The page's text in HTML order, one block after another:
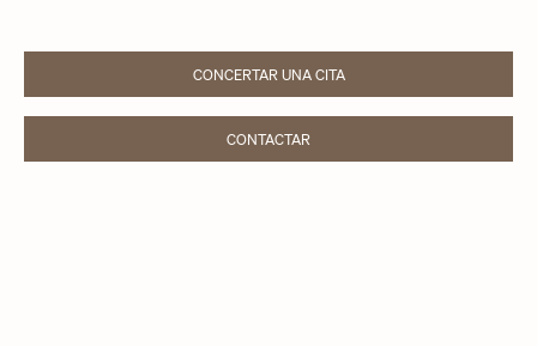
CONCERTAR UNA CITALINK OPENS IN NEW TAB
CONTACTARLINK OPENS IN NEW TAB